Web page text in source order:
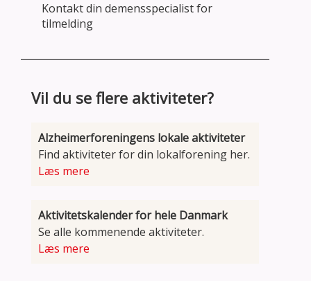
Kontakt din demensspecialist for
tilmelding
Vil du se flere aktiviteter?
Alzheimerforeningens lokale aktiviteter
Find aktiviteter for din lokalforening her.
Læs mere
Aktivitetskalender for hele Danmark
Se alle kommenende aktiviteter.
Læs mere